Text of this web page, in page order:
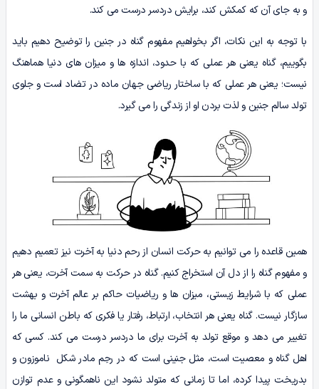
و به جای آن که کمکش کند، برایش دردسر درست می کند.
با توجه به این نکات، اگر بخواهیم مفهوم گناه در جنین را توضیح دهیم باید
بگوییم، گناه یعنی هر عملی که با حدود، اندازه ها و میزان های دنیا هماهنگ
نیست؛ یعنی هر عملی که با ساختار ریاضی جهان ماده در تضاد است و جلوی
تولد سالم جنین و لذت بردن او از زندگی را می گیرد.
همین قاعده را می توانیم به حرکت انسان از رحم دنیا به آخرت نیز تعمیم دهیم
و مفهوم گناه را از دل آن استخراج کنیم. گناه در حرکت به سمت آخرت، یعنی هر
عملی که با شرایط زیستی، میزان ها و ریاضیات حاکم بر عالم آخرت و بهشت
سازگار نیست. گناه یعنی هر انتخاب، ارتباط، رفتار یا فکری که باطن انسانی ما را
تغییر می دهد و موقع تولد به آخرت برای ما دردسر درست می کند. کسی که
اهل گناه و معصیت است، مثل جنینی است که در رحِم مادر شکل ناموزون و
بدریخت پیدا کرده، اما تا زمانی که متولد نشود این ناهمگونی و عدم توازن